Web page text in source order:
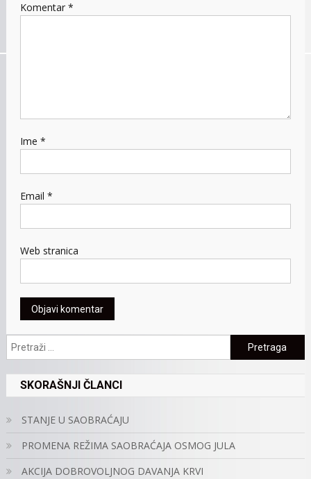
Komentar *
Ime *
Email *
Web stranica
Pretraga:
SKORAŠNJI ČLANCI
STANJE U SAOBRAĆAJU
PROMENA REŽIMA SAOBRAĆAJA OSMOG JULA
AKCIJA DOBROVOLJNOG DAVANJA KRVI